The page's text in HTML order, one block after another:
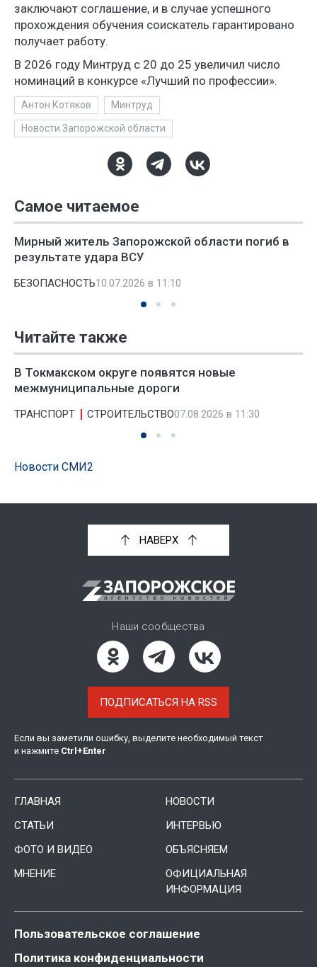
заключают соглашение, и в случае успешного
прохождения обучения соискатель гарантировано
получает работу.
В 2026 году Минтруд с 20 до 25 увеличил число
номинаций в конкурсе «Лучший по профессии».
Антон Котяков Минтруд
Новости Запорожской области
Самое читаемое
Мирный житель Запорожской области погиб в
результате удара ВСУ
БЕЗОПАСНОСТЬ10.07.2026 в 11:10
Читайте также
В Токмакском округе появятся новые
межмуниципальные дороги
ТРАНСПОРТ СТРОИТЕЛЬСТВО07.08.2026 в 11:30
Новости СМИ2
НАВЕРХ
Наши сообщества
ПОДПИСАТЬСЯ НА RSS
Если вы заметили ошибку, выделите необходимый текст
и нажмите Ctrl +Enter
ГЛАВНАЯ
НОВОСТИ
СТАТЬИ
ИНТЕРВЬЮ
ФОТО И ВИДЕО
ОБЪЯСНЯЕМ
МНЕНИЕ
ОФИЦИАЛЬНАЯ
ИНФОРМАЦИЯ
Пользовательское соглашение
Политика конфиденциальности